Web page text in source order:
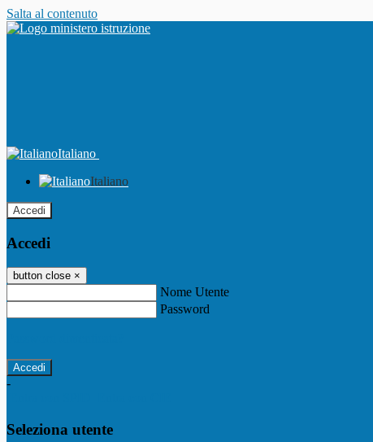
Salta al contenuto
Italiano
Italiano
Accedi
Accedi
button close ×
Nome Utente
Password
-
Seleziona utente